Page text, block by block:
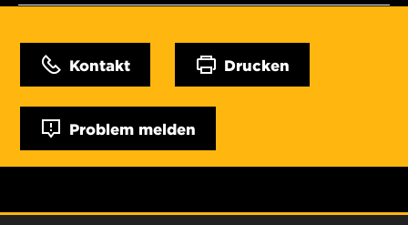
Kontakt Drucken
Problem melden